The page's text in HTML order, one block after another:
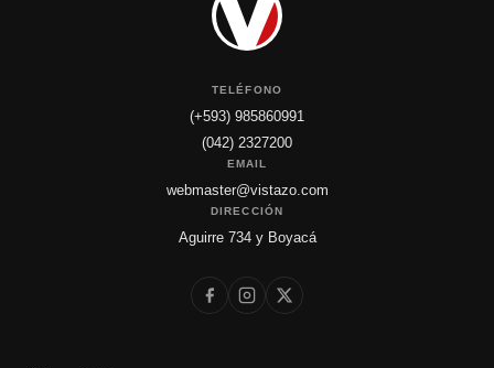
TELÉFONO
(+593) 985860991
(042) 2327200
EMAIL
webmaster@vistazo.com
DIRECCIÓN
Aguirre 734 y Boyacá